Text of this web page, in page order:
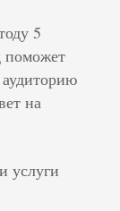
5
поможет
на
услуги